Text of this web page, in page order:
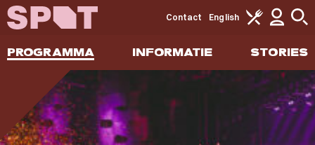
PROGRAMMA INFORMATIE STORIES
Contact English